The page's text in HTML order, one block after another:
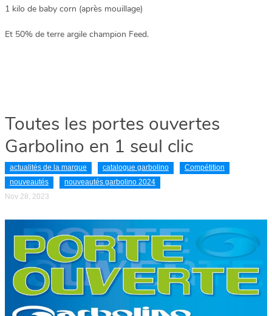
1 kilo de baby corn (après mouillage)
Et 50% de terre argile champion Feed.
Toutes les portes ouvertes
Garbolino en 1 seul clic
actualités de la marque catalogue garbolino
Compétition
nouveautés
nouveautés garbolino 2024
Nov 28, 2023